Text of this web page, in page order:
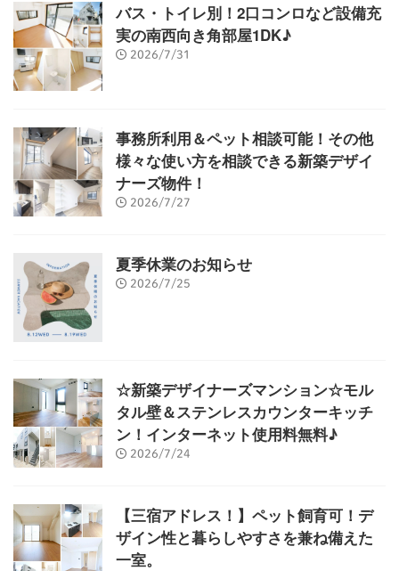
バス・トイレ別！2口コンロなど設備充
実の南西向き角部屋1DK♪
2026/7/31
事務所利用＆ペット相談可能！その他
様々な使い方を相談できる新築デザイ
ナーズ物件！
2026/7/27
夏季休業のお知らせ
2026/7/25
☆新築デザイナーズマンション☆モル
タル壁＆ステンレスカウンターキッチ
ン！インターネット使用料無料♪
2026/7/24
【三宿アドレス！】ペット飼育可！デ
ザイン性と暮らしやすさを兼ね備えた
一室。